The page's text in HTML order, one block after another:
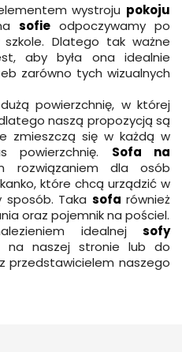
wystroju pokoju
sofieodpoczywamy po
Dlatego tak ważne
aby była ona idealnie
zarówno tych wizualnych
powierzchnię, w której
naszą propozycją są
zmieszczą się w każdą w
powierzchnię. Sofa na
rozwiązaniem dla osób
które chcą urządzić w
Taka sofa również
oraz pojemnik na pościel.
idealnej sofy
na naszej stronie lub do
przedstawicielem naszego